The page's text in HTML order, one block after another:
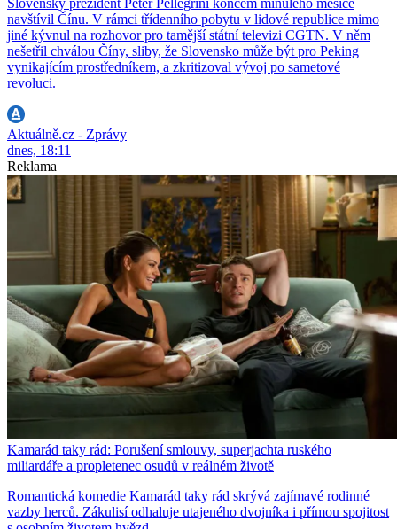
Slovenský prezident Peter Pellegrini koncem minulého měsíce
navštívil Čínu. V rámci třídenního pobytu v lidové republice mimo
jiné kývnul na rozhovor pro tamější státní televizi CGTN. V něm
nešetřil chválou Číny, sliby, že Slovensko může být pro Peking
vynikajícím prostředníkem, a zkritizoval vývoj po sametové
revoluci.
Aktuálně.cz - Zprávy
dnes, 18:11
Reklama
Kamarád taky rád: Porušení smlouvy, superjachta ruského
miliardáře a propletenec osudů v reálném životě
Romantická komedie Kamarád taky rád skrývá zajímavé rodinné
vazby herců. Zákulisí odhaluje utajeného dvojníka i přímou spojitost